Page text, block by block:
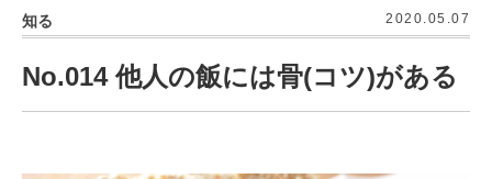
知る 2020.05.07
No.014 他人の飯には骨(コツ)がある